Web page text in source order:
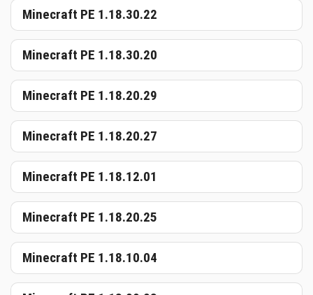
Minecraft PE 1.18.30.22
Minecraft PE 1.18.30.20
Minecraft PE 1.18.20.29
Minecraft PE 1.18.20.27
Minecraft PE 1.18.12.01
Minecraft PE 1.18.20.25
Minecraft PE 1.18.10.04